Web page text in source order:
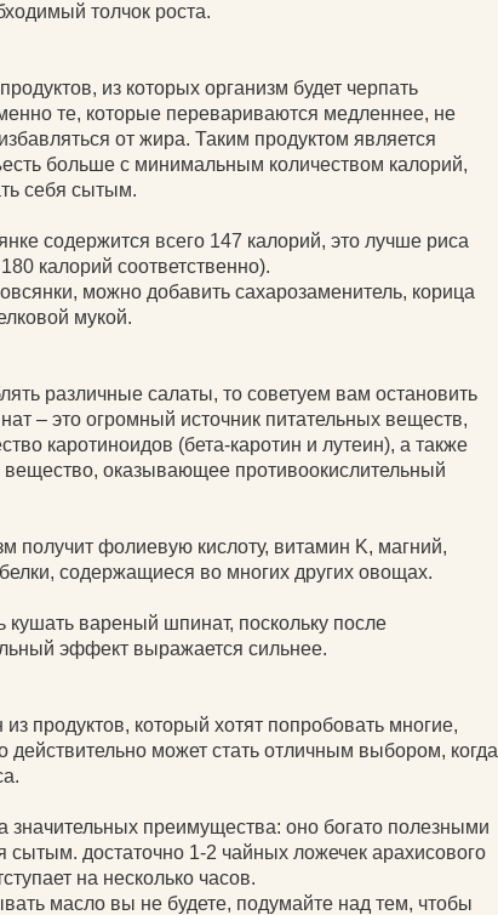
толчок роста.
из которых организм будет черпать
те, которые перевариваются медленнее, не
от жира. Таким продуктом является
больше с минимальным количеством калорий,
себя сытым.
содержится всего 147 калорий, это лучше риса
калорий соответственно).
можно добавить сахарозаменитель, корица
мукой.
различные салаты, то советуем вам остановить
– это огромный источник питательных веществ,
каротиноидов (бета-каротин и лутеин), а также
вещество, оказывающее противоокислительный
получит фолиевую кислоту, витамин K, магний,
содержащиеся во многих других овощах.
кушать вареный шпинат, поскольку после
эффект выражается сильнее.
продуктов, который хотят попробовать многие,
может стать отличным выбором, когда
значительных преимущества: оно богато полезными
сытым. достаточно 1-2 чайных ложечек арахисового
на несколько часов.
масло вы не будете, подумайте над тем, чтобы